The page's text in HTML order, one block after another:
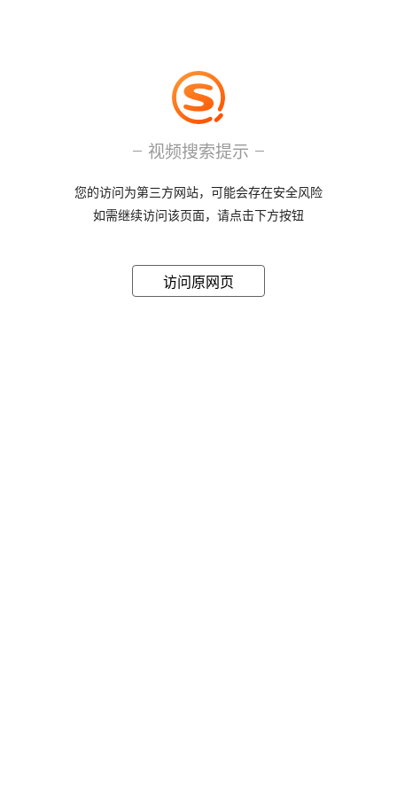
视频搜索提示
您的访问为第三方网站，可能会存在安全风险
如需继续访问该页面，请点击下方按钮
访问原网页